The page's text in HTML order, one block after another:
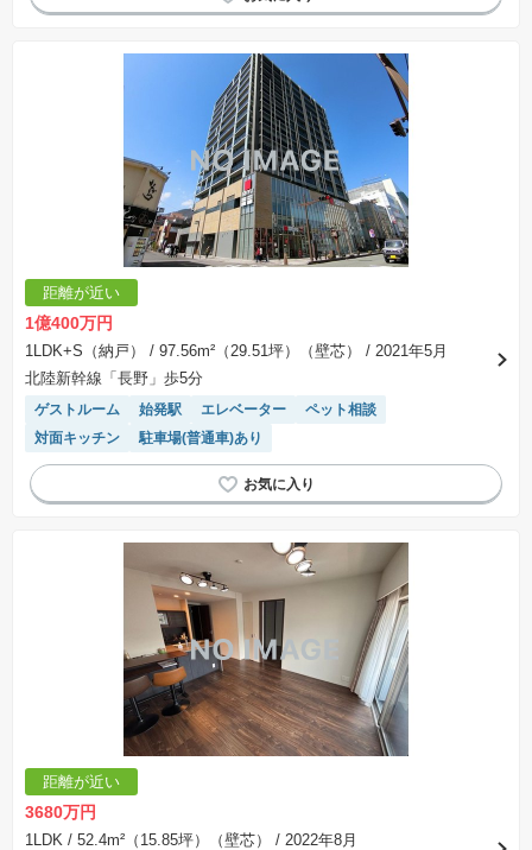
距離が近い
1億400万円
1LDK+S（納戸） / 97.56m²（29.51坪）（壁芯）
/ 2021年5月
北陸新幹線「長野」歩5分
ゲストルーム 始発駅 エレベーター
ペット相談
対面キッチン
駐車場(普通車)あり
距離が近い
3680万円
1LDK / 52.4m²（15.85坪）（壁芯）
/ 2022年8月